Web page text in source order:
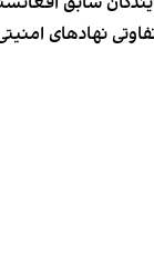
نهادهای